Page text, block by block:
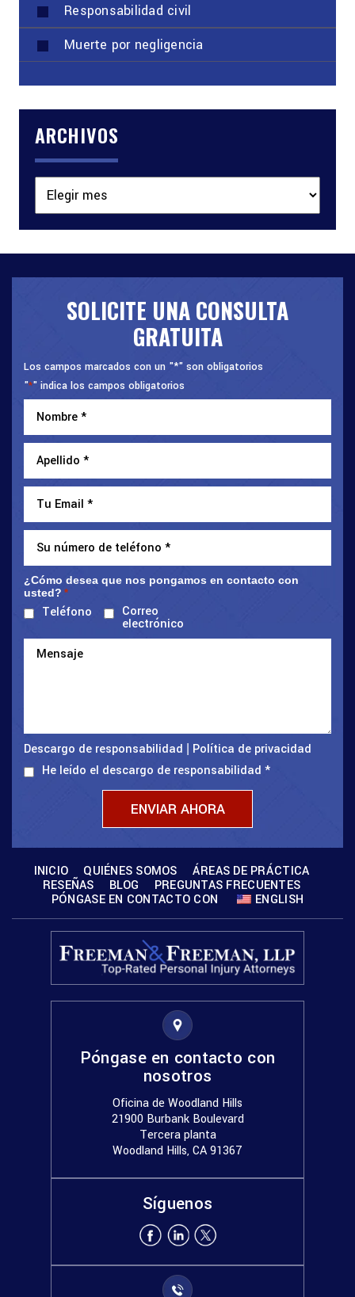
Responsabilidad civil
Muerte por negligencia
ARCHIVOS
SOLICITE UNA CONSULTA
GRATUITA
Los campos marcados con un "*" son obligatorios
"*" indica los campos obligatorios
¿Cómo desea que nos pongamos en contacto con
usted? *
Teléfono Correo
electrónico
Descargo de responsabilidad
Política de privacidad
He leído el descargo de responsabilidad *
INICIO QUIÉNES SOMOS
ÁREAS DE PRÁCTICA
RESEÑAS
BLOG
PREGUNTAS FRECUENTES
PÓNGASE EN CONTACTO CON
ENGLISH
Póngase en contacto con
nosotros
Oficina de Woodland Hills
21900 Burbank Boulevard
Tercera planta
Woodland Hills, CA 91367
Síguenos